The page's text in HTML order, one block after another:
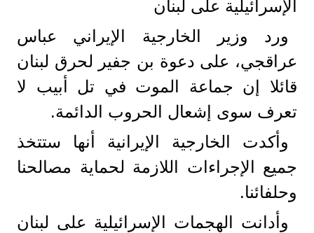
الإسرائيلية على لبنان
ورد وزير الخارجية الإيراني عباس
عراقجي، على دعوة بن جفير لحرق لبنان
قائلا إن جماعة الموت في تل أبيب لا
تعرف سوى إشعال الحروب الدائمة.
وأكدت الخارجية الإيرانية أنها ستتخذ
جميع الإجراءات اللازمة لحماية مصالحنا
وحلفائنا.
وأدانت الهجمات الإسرائيلية على لبنان